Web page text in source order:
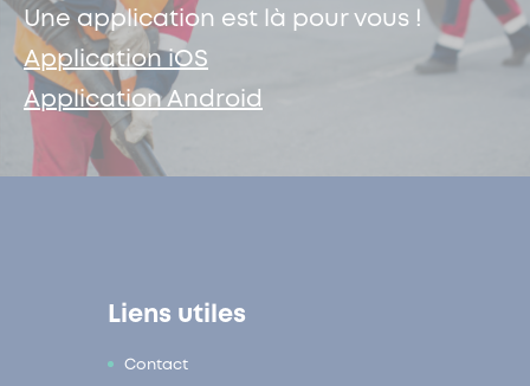
Une application est là pour vous !
Application iOS
Application Android
Liens utiles
Contact